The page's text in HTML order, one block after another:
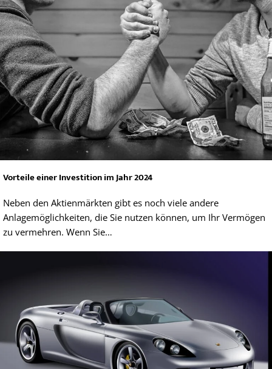
Vorteile einer Investition im Jahr 2024
Neben den Aktienmärkten gibt es noch viele andere
Anlagemöglichkeiten, die Sie nutzen können, um Ihr Vermögen
zu vermehren. Wenn Sie…